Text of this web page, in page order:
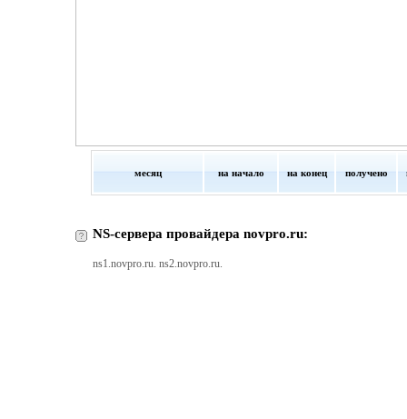
месяц на начало на конец получено
NS-сервера провайдера novpro.ru:
ns1.novpro.ru. ns2.novpro.ru.